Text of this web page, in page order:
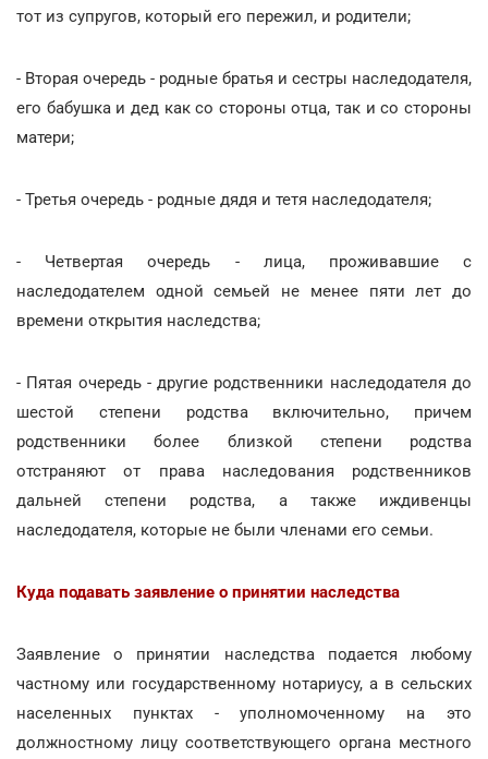
тот из супругов, который его пережил, и родители;
- Вторая очередь - родные братья и сестры наследодателя,
его бабушка и дед как со стороны отца, так и со стороны
матери;
- Третья очередь - родные дядя и тетя наследодателя;
- Четвертая очередь - лица, проживавшие с
наследодателем одной семьей не менее пяти лет до
времени открытия наследства;
- Пятая очередь - другие родственники наследодателя до
шестой степени родства включительно, причем
родственники более близкой степени родства
отстраняют от права наследования родственников
дальней степени родства, а также иждивенцы
наследодателя, которые не были членами его семьи.
Куда подавать заявление о принятии наследства
Заявление о принятии наследства подается любому
частному или государственному нотариусу, а в сельских
населенных пунктах - уполномоченному на это
должностному лицу соответствующего органа местного